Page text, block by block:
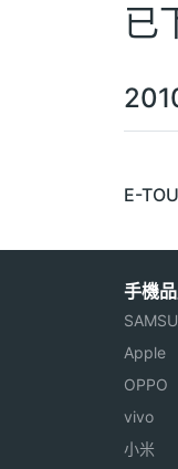
已
E-
手機
Apple
OPPO
vivo
小米